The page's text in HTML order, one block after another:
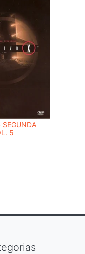
SEGUNDA
5